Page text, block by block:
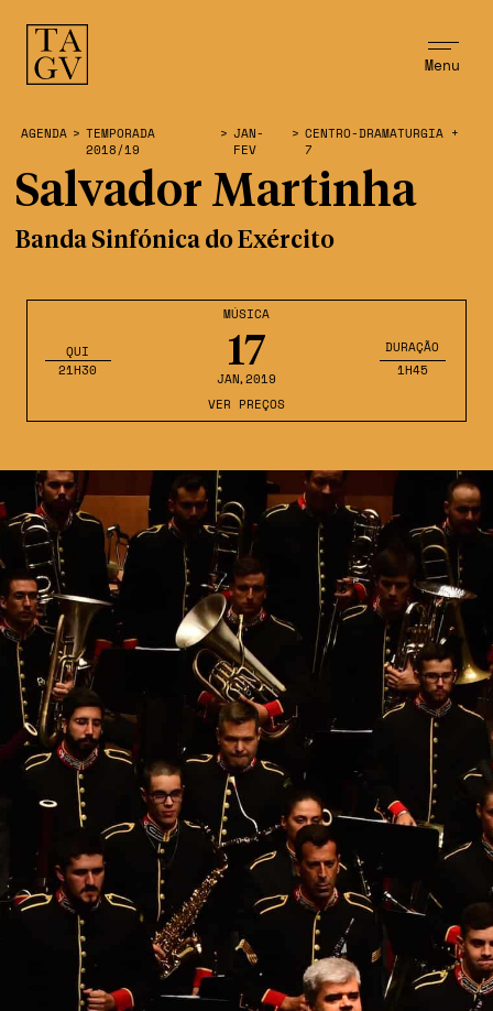
Menu
MÚSICA
17
JAN,2019
QUI
21H30
DURAÇÃO
1H45
VER PREÇOS
AGENDA > TEMPORADA
2018/19
> JAN-
FEV
> CENTRO-DRAMATURGIA +
7
Salvador Martinha
Banda Sinfónica do Exército